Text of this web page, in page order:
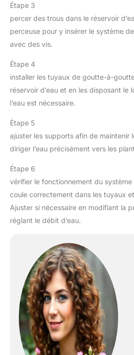
Étape 3
percer des trous dans le réservoir
perceuse pour y insérer le système
avec des vis.
Étape 4
installer les tuyaux de goutte-à-
réservoir d’eau et en les disposant le
l’eau est nécessaire.
Étape 5
ajuster les supports afin de maintenir
diriger l’eau précisément vers les
Étape 6
vérifier le fonctionnement du système
coule correctement dans les tuyaux
Ajuster si nécessaire en modifiant la
réglant le débit d’eau.